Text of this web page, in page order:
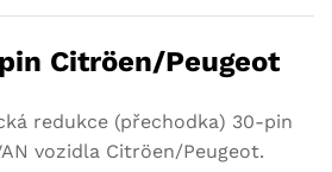
Citröen/Peugeot
redukce (přechodka) 30-pin
vozidla Citröen/Peugeot.